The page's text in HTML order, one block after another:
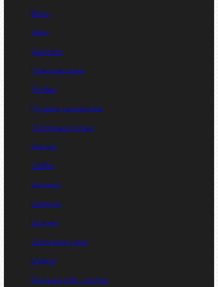
Винты
Гайки
Заклепки
Пресс-масленки
Пробки
Пружины тарельчатые
Стопорные кольца
Такелаж
Шайбы
Шпильки
Шплинты
Шпонки
Шпоночная сталь
Штифты
Латунный и бр. крепеж